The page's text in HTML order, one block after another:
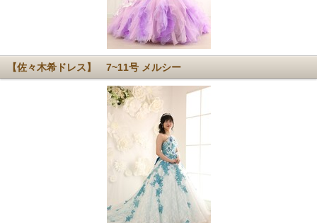
【佐々木希ドレス】 7~11号 メルシー